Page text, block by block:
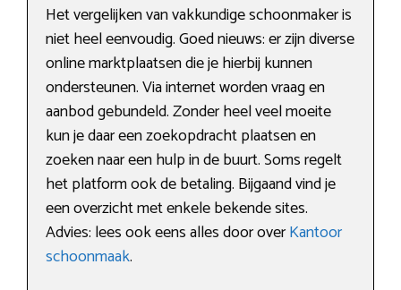
Het vergelijken van vakkundige schoonmaker is
niet heel eenvoudig. Goed nieuws: er zijn diverse
online marktplaatsen die je hierbij kunnen
ondersteunen. Via internet worden vraag en
aanbod gebundeld. Zonder heel veel moeite
kun je daar een zoekopdracht plaatsen en
zoeken naar een hulp in de buurt. Soms regelt
het platform ook de betaling. Bijgaand vind je
een overzicht met enkele bekende sites.
Advies: lees ook eens alles door overKantoor
schoonmaak.